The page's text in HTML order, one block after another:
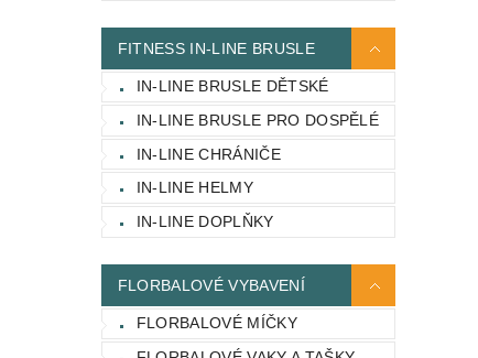
FITNESS IN-LINE BRUSLE
IN-LINE BRUSLE DĚTSKÉ
IN-LINE BRUSLE PRO DOSPĚLÉ
IN-LINE CHRÁNIČE
IN-LINE HELMY
IN-LINE DOPLŇKY
FLORBALOVÉ VYBAVENÍ
FLORBALOVÉ MÍČKY